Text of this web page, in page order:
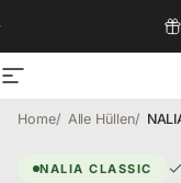
Seitennavigation
Home Alle Hüllen
NALIA CLASSIC